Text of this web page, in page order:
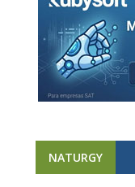
NATURGY